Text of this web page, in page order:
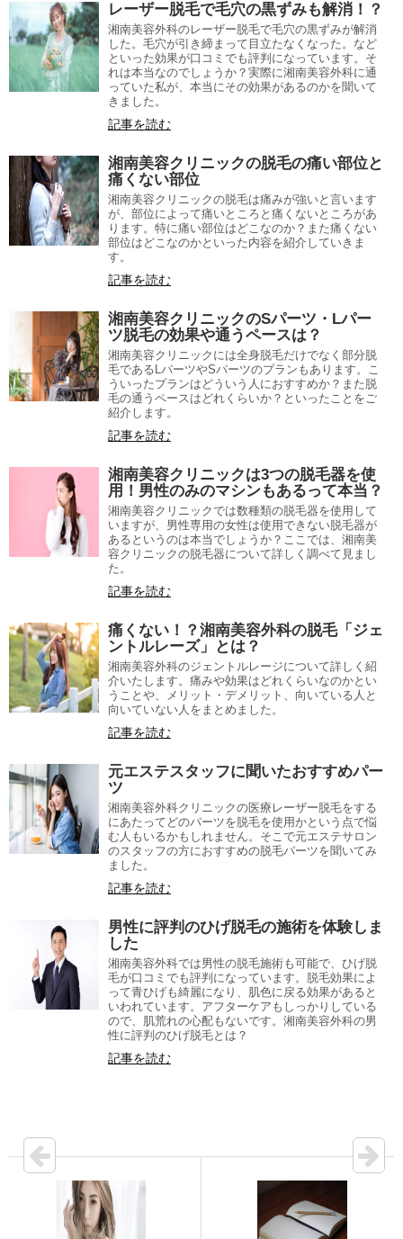
レーザー脱毛で毛穴の黒ずみも解消！？
湘南美容外科のレーザー脱毛で毛穴の黒ずみが解消
した。毛穴が引き締まって目立たなくなった。など
といった効果が口コミでも評判になっています。そ
れは本当なのでしょうか？実際に湘南美容外科に通
っていた私が、本当にその効果があるのかを聞いて
きました。
記事を読む
湘南美容クリニックの脱毛の痛い部位と
痛くない部位
湘南美容クリニックの脱毛は痛みが強いと言います
が、部位によって痛いところと痛くないところがあ
ります。特に痛い部位はどこなのか？また痛くない
部位はどこなのかといった内容を紹介していきま
す。
記事を読む
湘南美容クリニックのSパーツ・Lパー
ツ脱毛の効果や通うペースは？
湘南美容クリニックには全身脱毛だけでなく部分脱
毛であるLパーツやSパーツのプランもあります。こ
ういったプランはどういう人におすすめか？また脱
毛の通うペースはどれくらいか？といったことをご
紹介します。
記事を読む
湘南美容クリニックは3つの脱毛器を使
用！男性のみのマシンもあるって本当？
湘南美容クリニックでは数種類の脱毛器を使用して
いますが、男性専用の女性は使用できない脱毛器が
あるというのは本当でしょうか？ここでは、湘南美
容クリニックの脱毛器について詳しく調べて見まし
た。
記事を読む
痛くない！？湘南美容外科の脱毛「ジェ
ントルレーズ」とは？
湘南美容外科のジェントルレージについて詳しく紹
介いたします。痛みや効果はどれくらいなのかとい
うことや、メリット・デメリット、向いている人と
向いていない人をまとめました。
記事を読む
元エステスタッフに聞いたおすすめパー
ツ
湘南美容外科クリニックの医療レーザー脱毛をする
にあたってどのパーツを脱毛を使用かという点で悩
む人もいるかもしれません。そこで元エステサロン
のスタッフの方におすすめの脱毛パーツを聞いてみ
ました。
記事を読む
男性に評判のひげ脱毛の施術を体験しま
した
湘南美容外科では男性の脱毛施術も可能で、ひげ脱
毛が口コミでも評判になっています。脱毛効果によ
って青ひげも綺麗になり、肌色に戻る効果があると
いわれています。アフターケアもしっかりしている
ので、肌荒れの心配もないです。湘南美容外科の男
性に評判のひげ脱毛とは？
記事を読む